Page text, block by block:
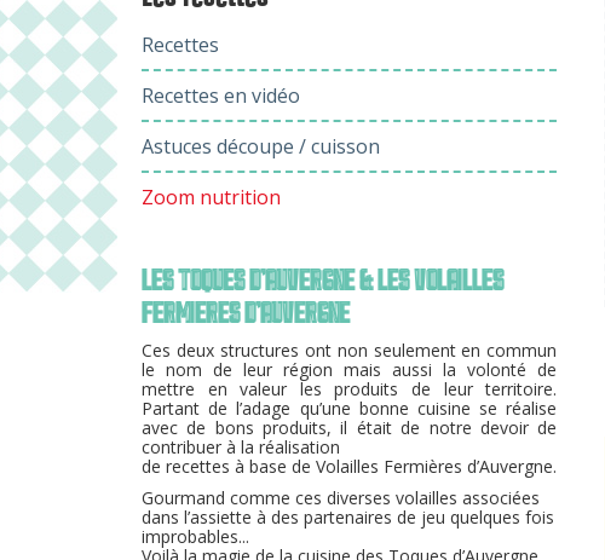
Recettes
Recettes en vidéo
Astuces découpe / cuisson
Zoom nutrition
LES TOQUES D’AUVERGNE & LES VOLAILLES
FERMIERES D’AUVERGNE
Ces deux structures ont non seulement en commun
le nom de leur région mais aussi la volonté de
mettre en valeur les produits de leur territoire.
Partant de l’adage qu’une bonne cuisine se réalise
avec de bons produits, il était de notre devoir de
contribuer à la réalisation
de recettes à base de Volailles Fermières d’Auvergne.
Gourmand comme ces diverses volailles associées
dans l’assiette à des partenaires de jeu quelques fois
improbables...